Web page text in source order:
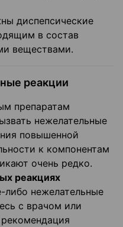
диспепсические
в состав
веществами.
реакции
препаратам
нежелательные
повышенной
к компонентам
очень редко.
реакциях
либо нежелательные
с врачом или